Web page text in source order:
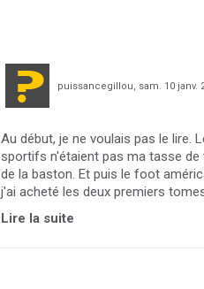
puissancegillou, sam. 10 janv.
Au début, je ne voulais pas le lire.
sportifs n'étaient pas ma tasse de
de la baston. Et puis le foot
j'ai acheté les deux premiers
Lire la suite